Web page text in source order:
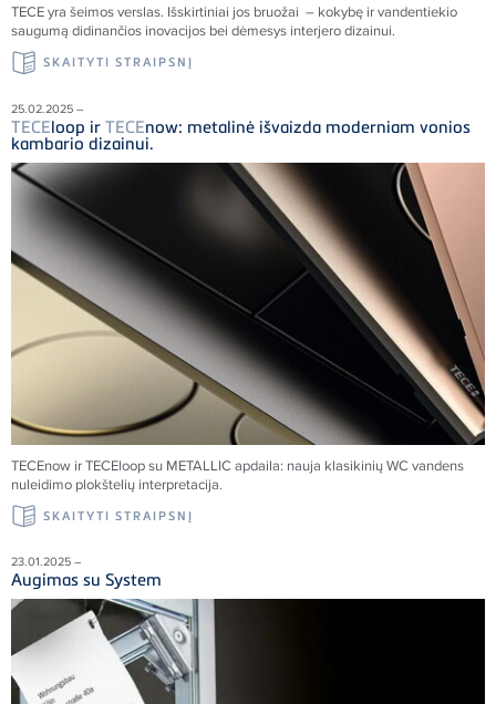
TECEyra šeimos verslas. Išskirtiniai jos bruožai – kokybę ir vandentiekio
saugumą didinančios inovacijos bei dėmesys interjero dizainui.
SKAITYTI STRAIPSNĮ
25.02.2025 –
TECEloop ir TECEnow: metalinė išvaizda moderniam vonios
kambario dizainui.
TECEnow irTECEloop su METALLIC apdaila: nauja klasikinių WC vandens
nuleidimo plokštelių interpretacija.
SKAITYTI STRAIPSNĮ
23.01.2025 –
Augimas su System